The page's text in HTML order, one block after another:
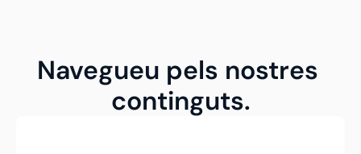
Navegueu pels nostres
continguts.